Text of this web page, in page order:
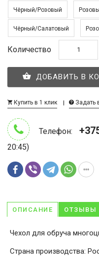
Чёрный/Розовый
Чёрный/Салатовый
Количество
ДОБАВИТЬ В
Купить в 1 клик Задать
Телефон:
20:45)
ОПИСАНИЕ ОТЗЫВЫ
Чехол для обруча
Страна производства: